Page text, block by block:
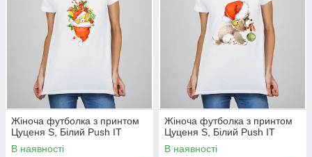
Жіноча футболка з принтом
Цуценя S, Білий Push IT
В наявності
Жіноча футболка з принтом
Цуценя S, Білий Push IT
В наявності